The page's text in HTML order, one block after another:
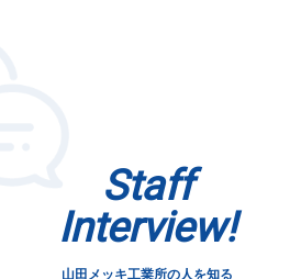
Staff
Interview!
山田メッキ工業所の人を知る